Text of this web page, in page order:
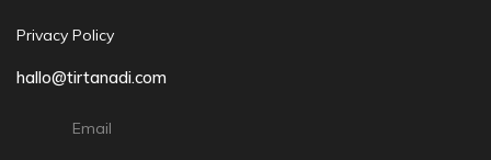
Privacy Policy
hallo@tirtanadi.com
Email